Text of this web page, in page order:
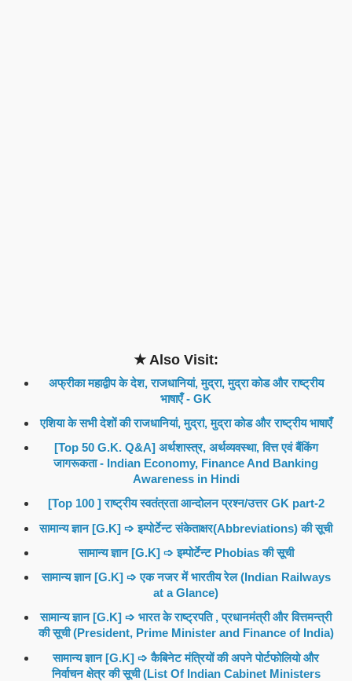
★ Also Visit:
अफ्रीका महाद्वीप के देश, राजधानियां, मुद्रा, मुद्रा कोड और राष्ट्रीय
भाषाएँ - GK
एशिया के सभी देशों की राजधानियां, मुद्रा, मुद्रा कोड और राष्ट्रीय भाषाएँ
[Top 50 G.K. Q&A] अर्थशास्त्र, अर्थव्यवस्था, वित्त एवं बैंकिंग
जागरूकता - Indian Economy, Finance And Banking
Awareness in Hindi
[Top 100 ] राष्ट्रीय स्वतंत्रता आन्दोलन प्रश्न/उत्तर GK part-2
सामान्य ज्ञान [G.K] ➩ इम्पोर्टेन्ट संकेताक्षर(Abbreviations) की सूची
सामान्य ज्ञान [G.K] ➩ इम्पोर्टेन्ट Phobias की सूची
सामान्य ज्ञान [G.K] ➩ एक नजर में भारतीय रेल (Indian Railways
at a Glance)
सामान्य ज्ञान [G.K] ➩ भारत के राष्ट्रपति , प्रधानमंत्री और वित्तमन्त्री
की सूची (President, Prime Minister and Finance of India)
सामान्य ज्ञान [G.K] ➩ कैबिनेट मंत्रियों की अपने पोर्टफोलियो और
निर्वाचन क्षेत्र की सूची (List Of Indian Cabinet Ministers